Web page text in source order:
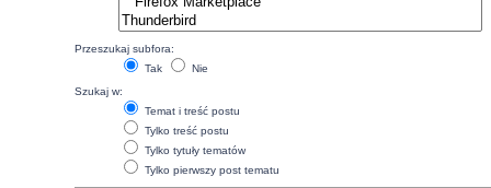
Przeszukaj subfora:
Tak
Nie
Szukaj w:
Temat i treść postu
Tylko treść postu
Tylko tytuły tematów
Tylko pierwszy post tematu